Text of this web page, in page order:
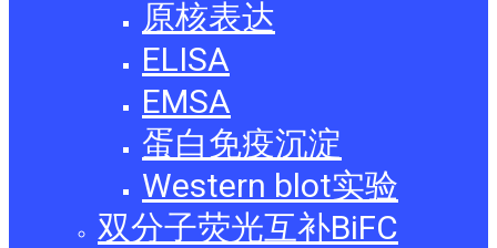
原核表达
ELISA
EMSA
蛋白免疫沉淀
Western blot实验
双分子荧光互补BiFC